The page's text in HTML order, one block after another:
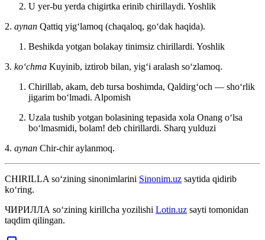
U yer-bu yerda chigirtka erinib chirillaydi. Yoshlik
2. aynan Qattiq yigʻlamoq (chaqaloq, goʻdak haqida).
Beshikda yotgan bolakay tinimsiz chirillardi. Yoshlik
3. koʻchma Kuyinib, iztirob bilan, yigʻi aralash soʻzlamoq.
Chirillab, akam, deb tursa boshimda, Qaldirgʻoch — shoʻrlik
jigarim boʻlmadi. Alpomish
Uzala tushib yotgan bolasining tepasida xola Onang oʻlsa
boʻlmasmidi, bolam! deb chirillardi. Sharq yulduzi
4. aynan Chir-chir aylanmoq.
CHIRILLA so‘zining sinonimlarini Sinonim.uz saytida qidirib
ko‘ring.
ЧИРИЛЛА so‘zining kirillcha yozilishi Lotin.uz sayti tomonidan
taqdim qilingan.